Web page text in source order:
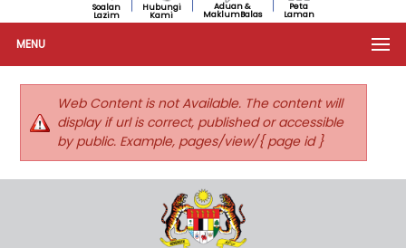
Soalan
Lazim
Hubungi
Kami
Aduan &
MaklumBalas
Peta
Laman
MENU
Web Content is not Available. The content will
display if url is correct, published or accessible
by public. Example, pages/view/{ page id }